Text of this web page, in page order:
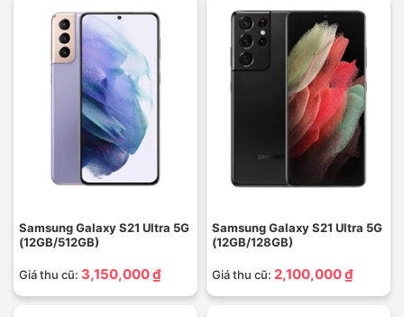
Samsung Galaxy S21 Ultra 5G
(12GB/512GB)
Giá thu cũ: 3,150,000 ₫
Samsung Galaxy S21 Ultra 5G
(12GB/128GB)
Giá thu cũ: 2,100,000 ₫